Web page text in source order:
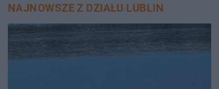
NAJNOWSZE Z DZIAŁU LUBLIN